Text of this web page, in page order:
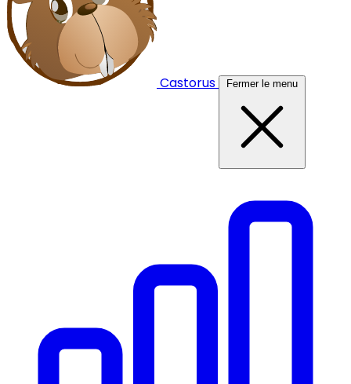
Castorus Fermer le menu